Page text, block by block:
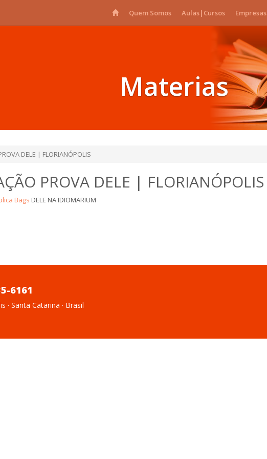
Quem Somos Aulas|Cursos Empresas
Materias
DELE | FLORIANÓPOLIS
PROVA DELE | FLORIANÓPOLIS
Bags DELE NA IDIOMARIUM
6161
· Santa Catarina · Brasil